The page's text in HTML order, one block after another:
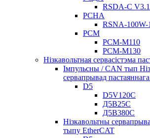
RSDA-C V3.1
РСНА
RSNA-100W-
РСМ
РСМ-М110
РСМ-М130
Нізкавольтная сервасістэма
Імпульсны / CAN тып
сервапрывад
D5
D5V120C
Д5В25С
Д5В380С
Нізкавольтны
тыпу EtherCAT